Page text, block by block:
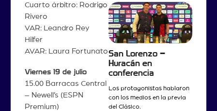
Cuarto árbitro: Rodrigo
Rivero
VAR: Leandro Rey
Hilfer
AVAR: Laura Fortunato
Viernes 19 de julio
15.00 Barracas Central
– Newell’s (ESPN
Premium)
San Lorenzo –
Huracán en
conferencia
Los protagonistas hablaron
con los medios en la previa
del Clásico.